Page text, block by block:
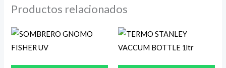
Productos relacionados